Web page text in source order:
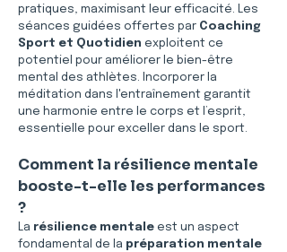
pratiques, maximisant leur efficacité. Les
séances guidées offertes par Coaching
Sport et Quotidien exploitent ce
potentiel pour améliorer le bien-être
mental des athlètes. Incorporer la
méditation dans l'entraînement garantit
une harmonie entre le corps et l’esprit,
essentielle pour exceller dans le sport.
Comment la résilience mentale
booste-t-elle les performances
?
La résilience mentale est un aspect
fondamental de la préparation mentale